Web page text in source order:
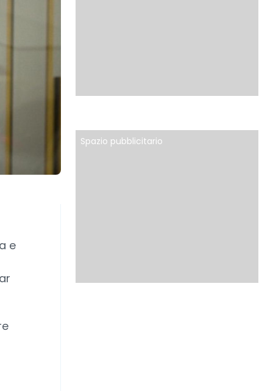
e
Spazio pubblicitario